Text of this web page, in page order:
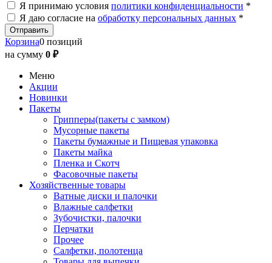
Я принимаю условия политики конфиденциальности *
Я даю согласие на обработку персональных данных *
Корзина0 позиций
на сумму 0 ₽
Меню
Акции
Новинки
Пакеты
Грипперы(пакеты с замком)
Мусорные пакеты
Пакеты бумажные и Пищевая упаковка
Пакеты майка
Пленка и Скотч
Фасовочные пакеты
Хозяйственные товары
Ватные диски и палочки
Влажные салфетки
Зубочистки, палочки
Перчатки
Прочее
Салфетки, полотенца